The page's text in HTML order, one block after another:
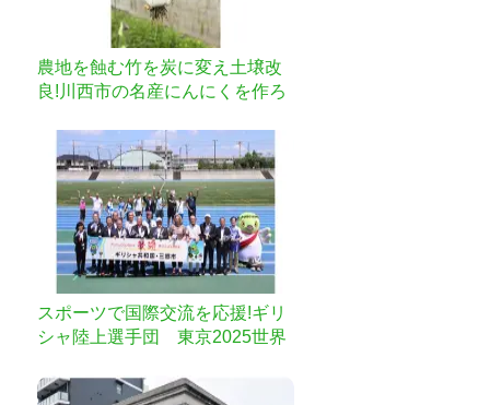
農地を蝕む竹を炭に変え土壌改
良!川西市の名産にんにくを作ろ
スポーツで国際交流を応援!ギリ
シャ陸上選手団 東京2025世界